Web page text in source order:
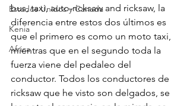
Estados Unidos y Canada
Kenia
Africa
bus, taxi, auto-ricksaw and ricksaw, la
diferencia entre estos dos últimos es
que el primero es como un moto taxi,
mientras que en el segundo toda la
fuerza viene del pedaleo del
conductor. Todos los conductores de
ricksaw que he visto son delgados, se